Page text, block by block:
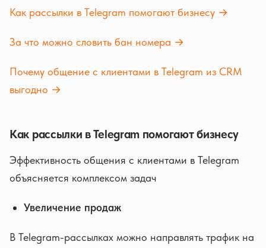
Как рассылки в Telegram помогают бизнесу →
За что можно словить бан номера →
Почему общение с клиентами в Telegram из CRM
выгодно →
Как рассылки в Telegram помогают бизнесу
Эффективность общения с клиентами в Telegram
объясняется комплексом задач
Увеличение продаж
В Telegram-рассылках можно направлять трафик на